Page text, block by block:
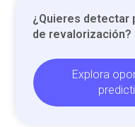
¿Quieres detectar
de revalorización?
Explora